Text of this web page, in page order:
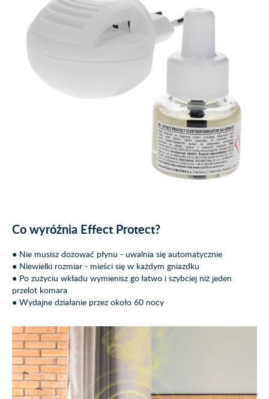
Co wyróżnia Effect Protect?
● Nie musisz dozować płynu - uwalnia się automatycznie
● Niewielki rozmiar - mieści się w każdym gniazdku
● Po zużyciu wkładu wymienisz go łatwo i szybciej niż jeden
przelot komara
● Wydajne działanie przez około 60 nocy